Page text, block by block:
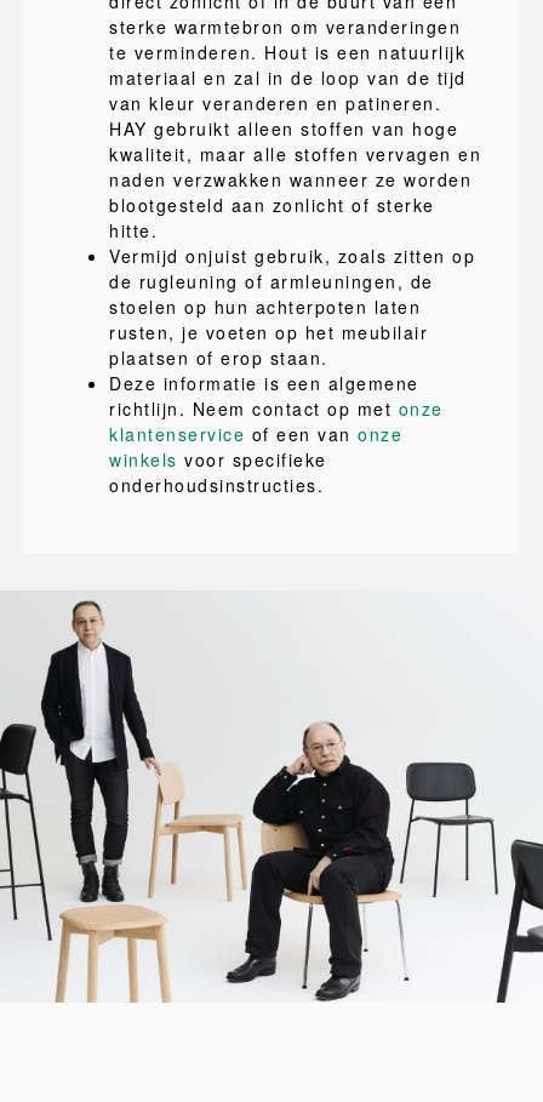
sterke warmtebron om veranderingen
te verminderen. Hout is een natuurlijk
materiaal en zal in de loop van de tijd
van kleur veranderen en patineren.
HAY gebruikt alleen stoffen van hoge
kwaliteit, maar alle stoffen vervagen en
naden verzwakken wanneer ze worden
blootgesteld aan zonlicht of sterke
hitte.
Vermijd onjuist gebruik, zoals zitten op
de rugleuning of armleuningen, de
stoelen op hun achterpoten laten
rusten, je voeten op het meubilair
plaatsen of erop staan.
Deze informatie is een algemene
richtlijn. Neem contact op met onze
klantenservice of een van onze
winkels voor specifieke
onderhoudsinstructies.